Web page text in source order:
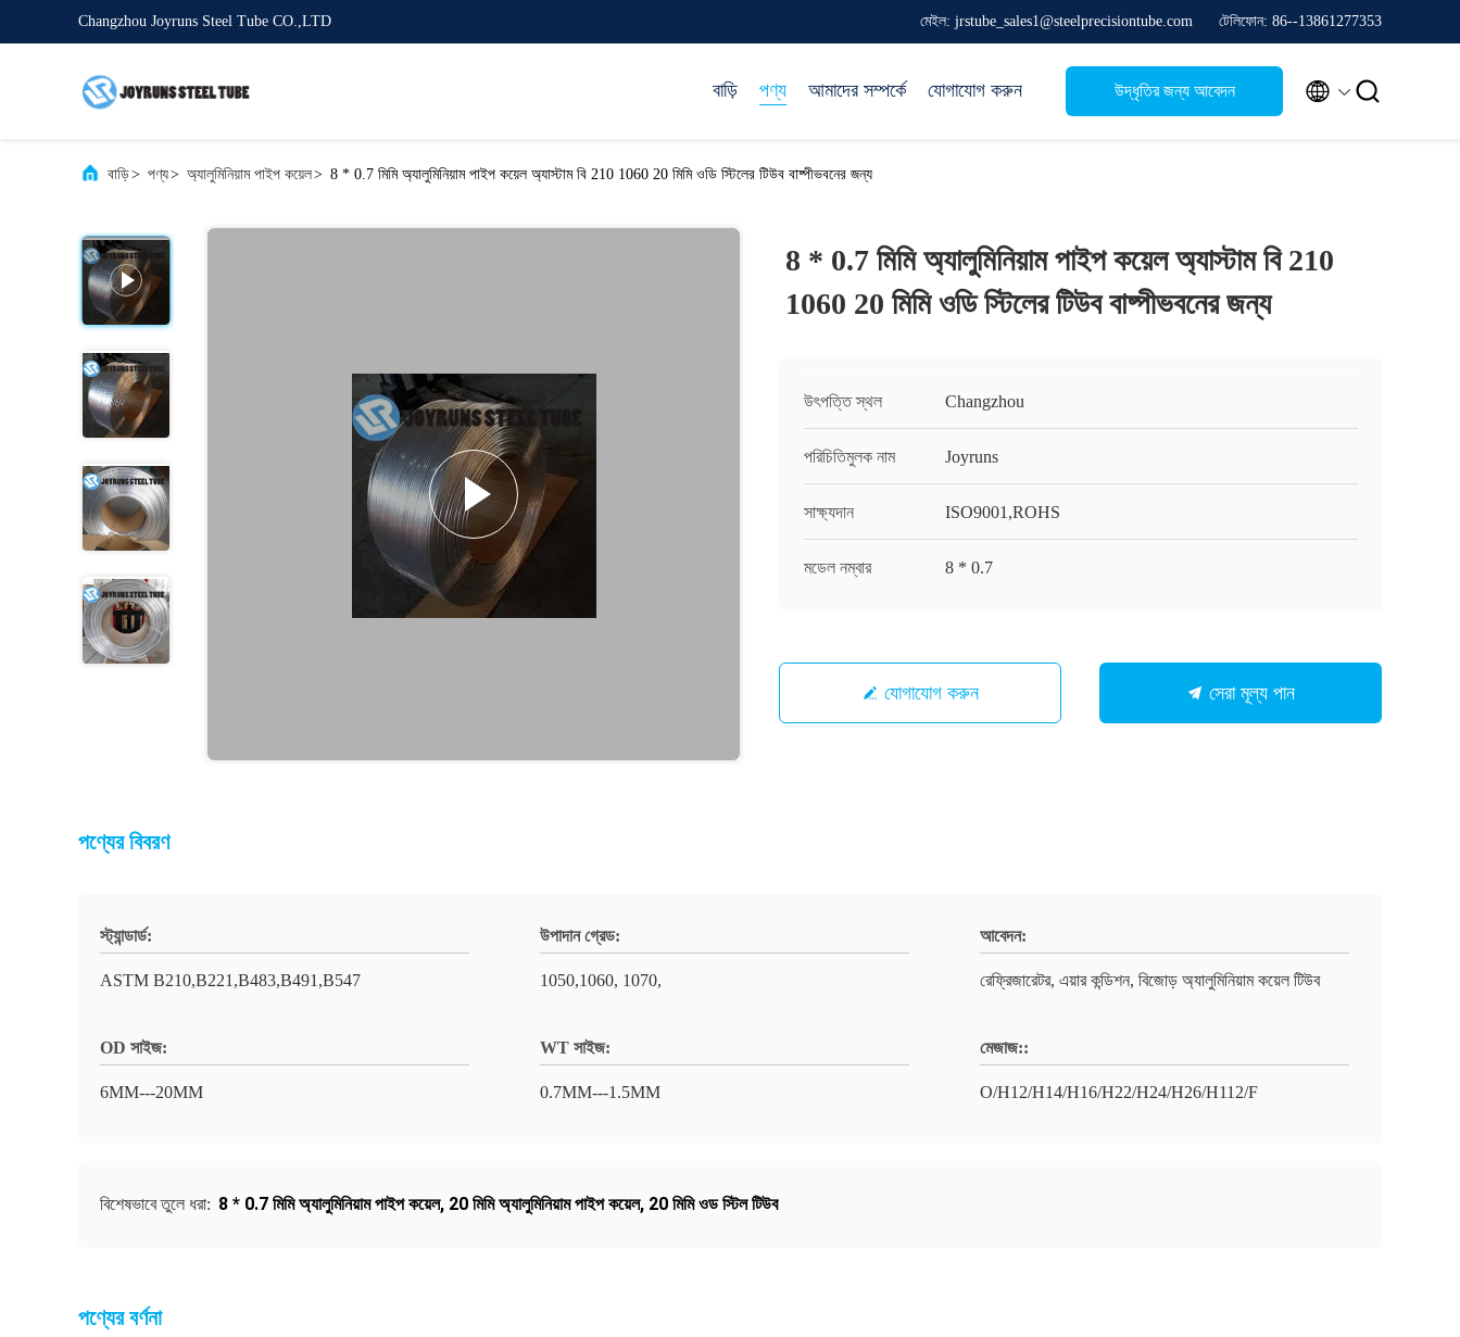
Changzhou Joyruns Steel Tube CO.,LTD মেইল: jrstube_sales1@steelprecisiontube.com টেলিফোন: 86--13861277353
বাড়ি পণ্য আমাদের সম্পর্কে যোগাযোগ করুন উদ্ধৃতির জন্য আবেদন  
বাড়ি> পণ্য> অ্যালুমিনিয়াম পাইপ কয়েল> 8 * 0.7 মিমি অ্যালুমিনিয়াম পাইপ কয়েল অ্যাস্টাম বি 210 1060 20 মিমি ওডি স্টিলের টিউব বাষ্পীভবনের জন্য
8 * 0.7 মিমি অ্যালুমিনিয়াম পাইপ কয়েল অ্যাস্টাম বি 210
1060 20 মিমি ওডি স্টিলের টিউব বাষ্পীভবনের জন্য
উৎপত্তি স্থল Changzhou
পরিচিতিমুলক নাম Joyruns
সাক্ষ্যদান ISO9001,ROHS
মডেল নম্বার 8 * 0.7
যোগাযোগ করুন সেরা মূল্য পান
পণ্যের বিবরণ
স্ট্যান্ডার্ড:
ASTM B210,B221,B483,B491,B547
উপাদান গ্রেড:
1050,1060, 1070,
আবেদন:
রেফ্রিজারেটর, এয়ার কন্ডিশন, বিজোড় অ্যালুমিনিয়াম কয়েল টিউব
OD সাইজ:
6MM---20MM
WT সাইজ:
0.7MM---1.5MM
মেজাজ::
O/H12/H14/H16/H22/H24/H26/H112/F
বিশেষভাবে তুলে ধরা: 8 * 0.7 মিমি অ্যালুমিনিয়াম পাইপ কয়েল, 20 মিমি অ্যালুমিনিয়াম পাইপ কয়েল, 20 মিমি ওড স্টিল টিউব
পণ্যের বর্ণনা